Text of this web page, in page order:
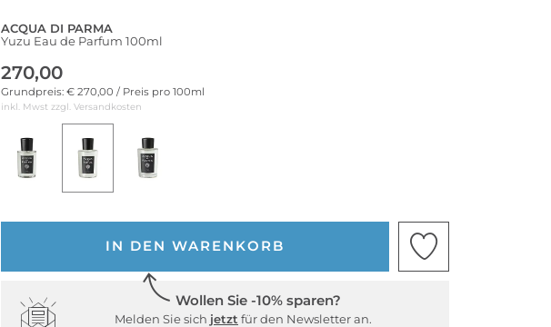
ACQUA DI PARMA
Yuzu Eau de Parfum 100ml
270,00
Grundpreis: € 270,00 / Preis pro 100ml
inkl. Mwst zzgl. Versandkosten
IN DEN WARENKORB
Wollen Sie -10% sparen?
Melden Sie sich jetzt für den Newsletter an.